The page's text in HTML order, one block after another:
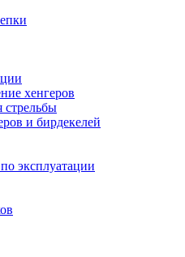
хенгеров
и бирдекелей
эксплуатации